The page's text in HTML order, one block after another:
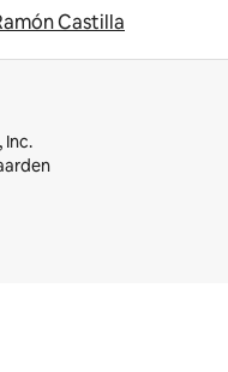
Castilla
Inc.